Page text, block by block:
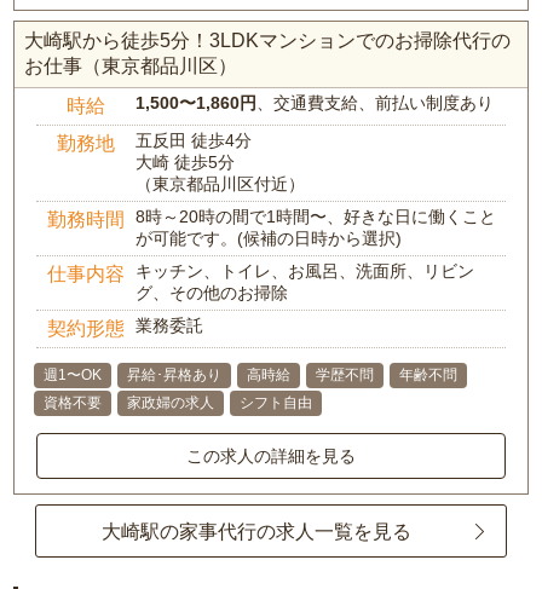
大崎駅から徒歩5分！3LDKマンションでのお掃除代行の
お仕事（東京都品川区）
時給 1,500〜1,860円、交通費支給、前払い制度あり
勤務地
五反田 徒歩4分
大崎 徒歩5分
（東京都品川区付近）
勤務時間
8時～20時の間で1時間〜、好きな日に働くこと
が可能です。(候補の日時から選択)
仕事内容
キッチン、トイレ、お風呂、洗面所、リビン
グ、その他のお掃除
契約形態 業務委託
週1〜OK 昇給･昇格あり 高時給 学歴不問
年齢不問
資格不要
家政婦の求人 シフト自由
この求人の詳細を見る
大崎駅の家事代行の求人一覧を見る